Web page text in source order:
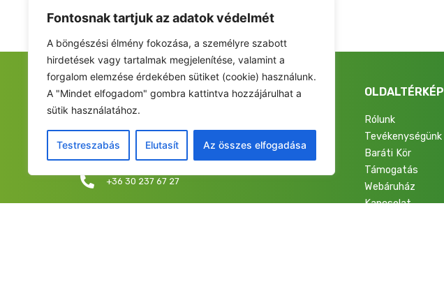
Fontosnak tartjuk az adatok védelmét
A böngészési élmény fokozása, a személyre szabott
hirdetések vagy tartalmak megjelenítése, valamint a
forgalom elemzése érdekében sütiket (cookie) használunk.
A "Mindet elfogadom" gombra kattintva hozzájárulhat a
sütik használatához.
Testreszabás Elutasít Az összes elfogadása
FIATALOK A NEMZETÉRT ALAPÍTVÁNY
Levelezési cím/iroda: 1053 Budapest, Curia utca 4.
info@fiatalokanemzetert.hu
+36 30 237 67 27
OLDALTÉRKÉP
Rólunk
Tevékenységünk
Baráti Kör
Támogatás
Webáruház
Kapcsolat